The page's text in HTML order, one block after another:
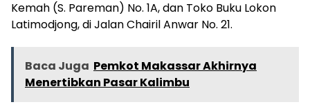
Kemah (S. Pareman) No. 1A, dan Toko Buku Lokon
Latimodjong, di Jalan Chairil Anwar No. 21.
Baca Juga Pemkot Makassar Akhirnya
Menertibkan Pasar Kalimbu